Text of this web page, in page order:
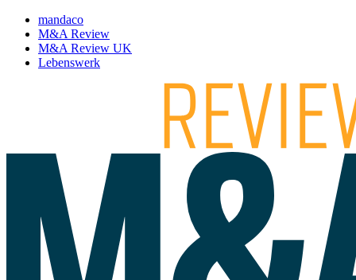
mandaco
M&A Review
M&A Review UK
Lebenswerk